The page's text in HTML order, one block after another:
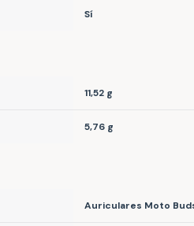
Sí
11,52 g
5,76 g
Auriculares Moto